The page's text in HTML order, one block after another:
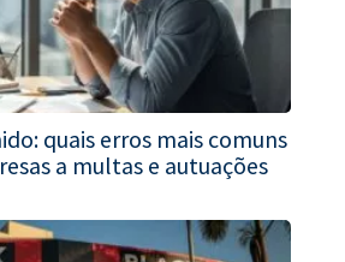
quais erros mais comuns
a multas e autuações